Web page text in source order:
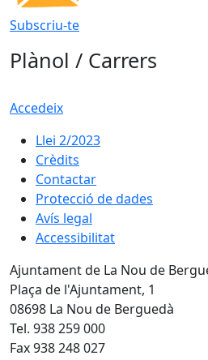
Subscriu-te
Plànol / Carrers
Accedeix
Llei 2/2023
Crèdits
Contactar
Protecció de dades
Avís legal
Accessibilitat
Ajuntament de La Nou de
Plaça de l'Ajuntament, 1
08698 La Nou de Berguedà
Tel. 938 259 000
Fax 938 248 027